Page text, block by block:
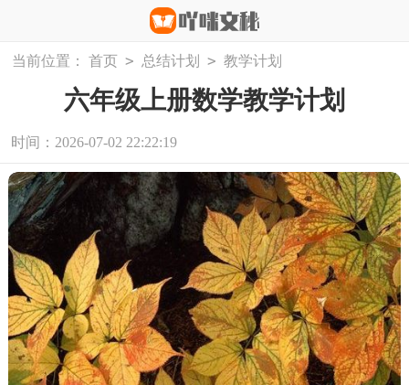
当前位置： 首页 > 总结计划 > 教学计划
六年级上册数学教学计划
时间：2026-07-02 22:22:19